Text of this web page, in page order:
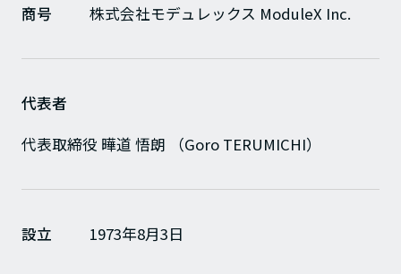
コーポレートメッセージ
企業情報
商号 株式会社モデュレックス ModuleX Inc.
代表者
代表取締役 曄道 悟朗 （Goro TERUMICHI）
設立 1973年8月3日